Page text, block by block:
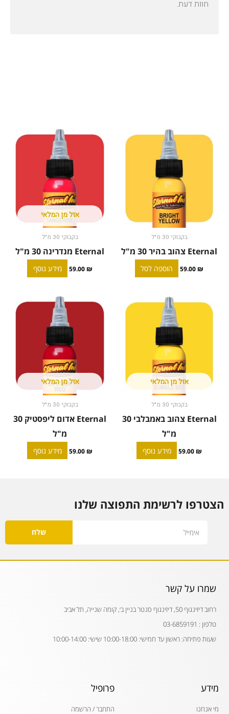
חוות דעת.
בקבוקי 30 מ"ל
Eternal צהוב בהיר 30 מ"ל
59.00 ₪ הוספה לסל
אזל מן המלאי
בקבוקי 30 מ"ל
Eternal מנדרינה 30 מ"ל
59.00 ₪ מידע נוסף
אזל מן המלאי
בקבוקי 30 מ"ל
Eternal צהוב באמבלבי 30
מ"ל
59.00 ₪ מידע נוסף
אזל מן המלאי
בקבוקי 30 מ"ל
Eternal אדום ליפסטיק 30
מ"ל
59.00 ₪ מידע נוסף
הצטרפו לרשימת התפוצה שלנו
שלח
שמרו על קשר
רחוב דיזינגוף 50, דיזינגוף סנטר בניין ב׳, קומה שנייה, תל אביב
טלפון : 03-6859191
שעות פתיחה: ראשון עד חמישי: 10:00-18:00 שישי: 10:00-14:00
מידע
מי אנחנו
פרופיל
התחבר / הרשמה